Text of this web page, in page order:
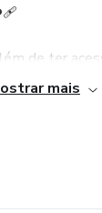
de ter
mais